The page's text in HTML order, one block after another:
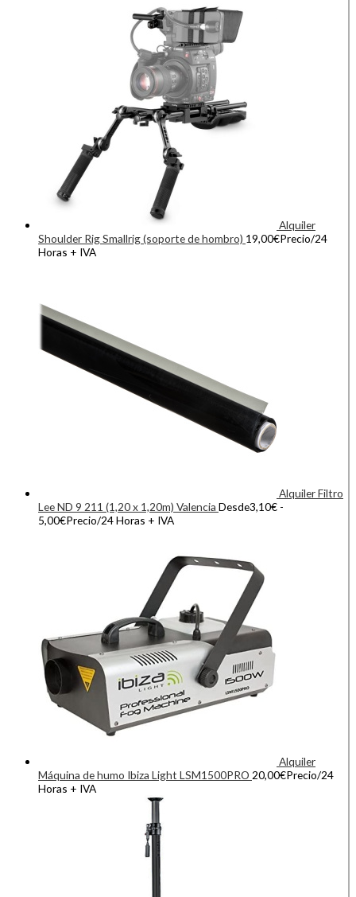
Alquiler
Shoulder Rig Smallrig (soporte de hombro) 19,00€Precio/24
Horas + IVA
Alquiler Filtro
Lee ND 9 211 (1,20 x 1,20m) Valencia Desde3,10€ -
5,00€Precio/24 Horas + IVA
Alquiler
Máquina de humo Ibiza Light LSM1500PRO 20,00€Precio/24
Horas + IVA